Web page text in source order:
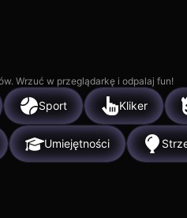
Wrzuć w przeglądarkę i odpalaj fun!
Sport Kliker
Umiejętności